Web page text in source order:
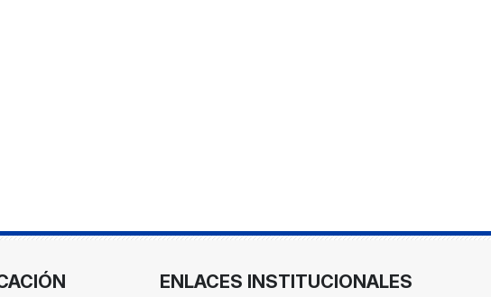
ENLACES INSTITUCIONALES